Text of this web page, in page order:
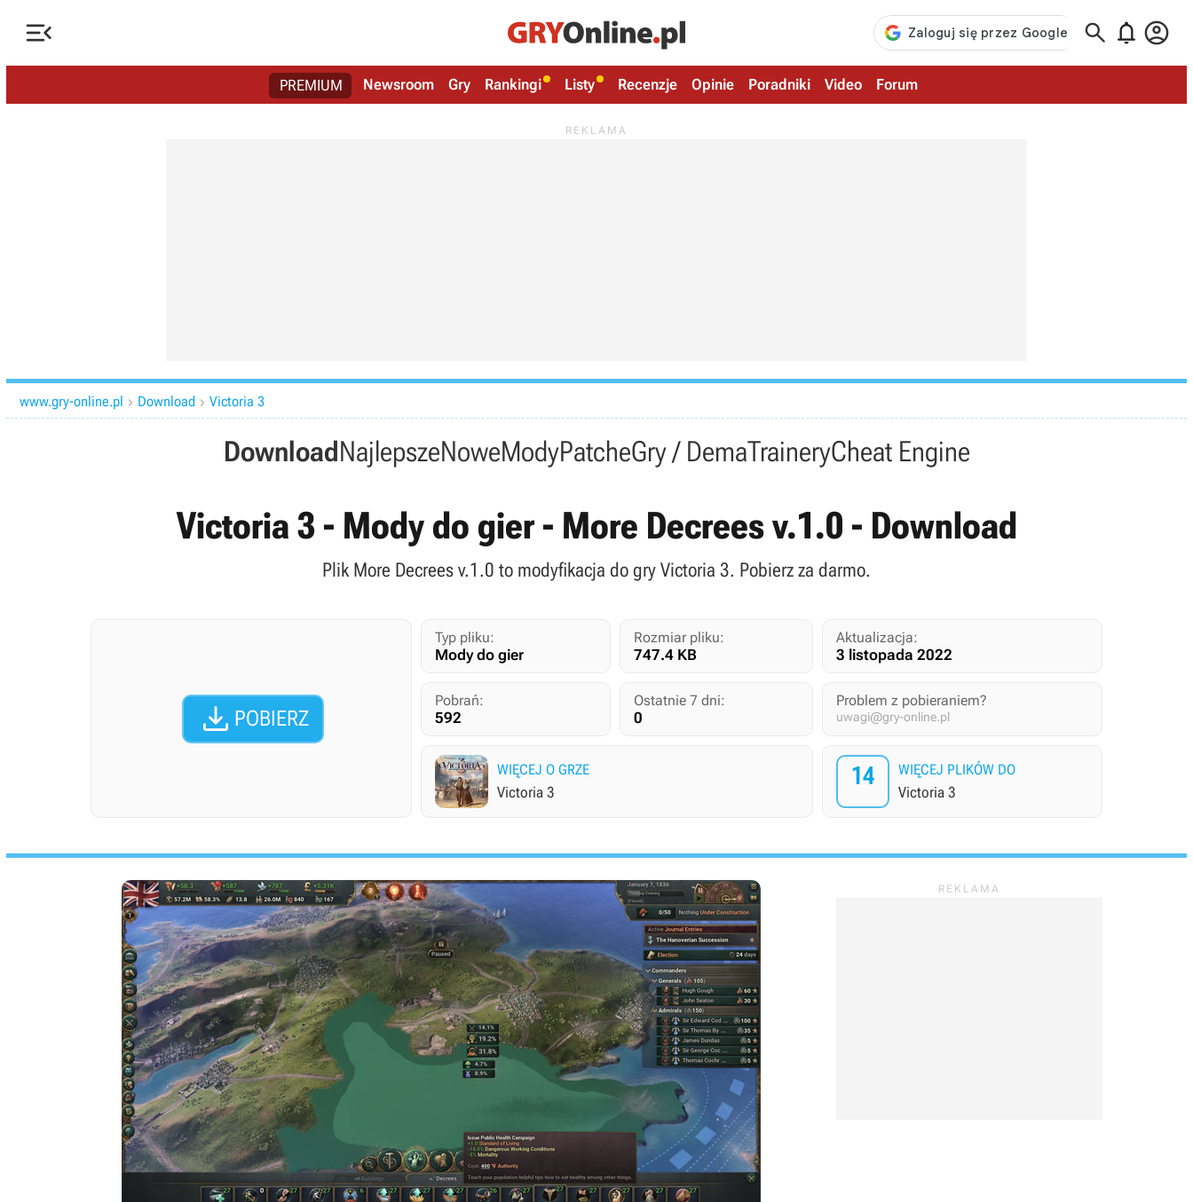
   
PREMIUM Newsroom Gry Rankingi Listy Recenzje Opinie Poradniki Video Forum
www.gry-online.pl  Download  Victoria 3
DownloadNajlepszeNoweModyPatcheGry / DemaTraineryCheat Engine
Victoria 3 - Mody do gier - More Decrees v.1.0 - Download
Plik More Decrees v.1.0 to modyfikacja do gry Victoria 3. Pobierz za darmo.
 POBIERZ
Typ pliku:
Mody do gier
Rozmiar pliku:
747.4 KB
Aktualizacja:
3 listopada 2022
Pobrań:
592
Ostatnie 7 dni:
0
Problem z pobieraniem?
uwagi@gry-online.pl
WIĘCEJ O GRZE
Victoria 3
14 WIĘCEJ PLIKÓW DO
Victoria 3